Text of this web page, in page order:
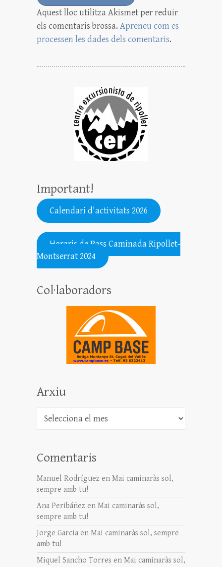
Aquest lloc utilitza Akismet per reduir
els comentaris brossa. Apreneu com es
processen les dades dels comentaris.
Important!
Calendari d'activitats 2026
.......................................................
Horaris de Pass Caminada Ripollet-
Montserrat 2024
Col·laboradors
Arxiu
Arxiu
Comentaris
Manuel Rodríguez en Mai caminaràs sol,
sempre amb tu!
Ana Peribáñez en Mai caminaràs sol,
sempre amb tu!
Jorge Garcia en Mai caminaràs sol, sempre
amb tu!
Miquel Sancho Torres en Mai caminaràs sol,